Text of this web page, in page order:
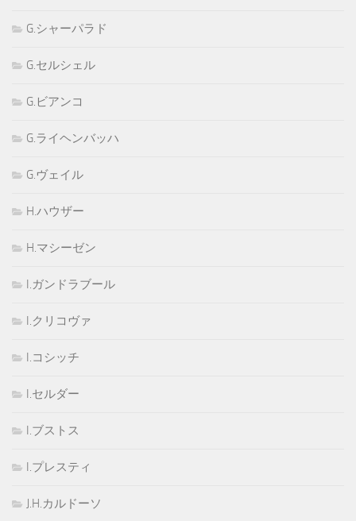
G.シャーパラド
G.セルシェル
G.ビアンコ
G.ライヘンバッハ
G.ヴェイル
H.ハウザー
H.マシーゼン
I.ガンドラブール
I.クリコヴァ
I.コシッチ
I.セルダー
I.ブストス
I.プレスティ
J.H.カルドーソ